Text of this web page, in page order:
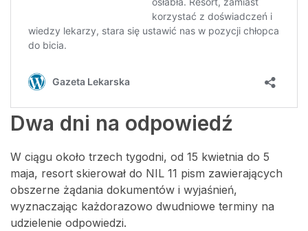
Dwa dni na odpowiedź
W ciągu około trzech tygodni, od 15 kwietnia do 5
maja, resort skierował do NIL 11 pism zawierających
obszerne żądania dokumentów i wyjaśnień,
wyznaczając każdorazowo dwudniowe terminy na
udzielenie odpowiedzi.